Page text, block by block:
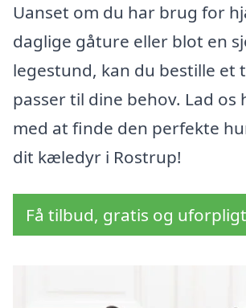
Uanset om du har brug for
daglige gåture eller blot en
legestund, kan du bestille et
passer til dine behov. Lad os
med at finde den perfekte
dit kæledyr i Rostrup!
Få tilbud, gratis og